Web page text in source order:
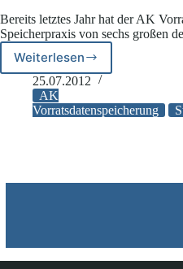
Bereits letztes Jahr hat der AK
Speicherpraxis von sechs großen
Weiterlesen
Klage
gegen
Vodafone
wegen
25.07.2012
AK
Vorratsdatenspeicherung